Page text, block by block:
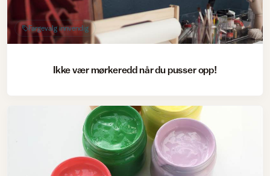
Fargevalg innvendig
Ikke vær mørkeredd når du pusser opp!